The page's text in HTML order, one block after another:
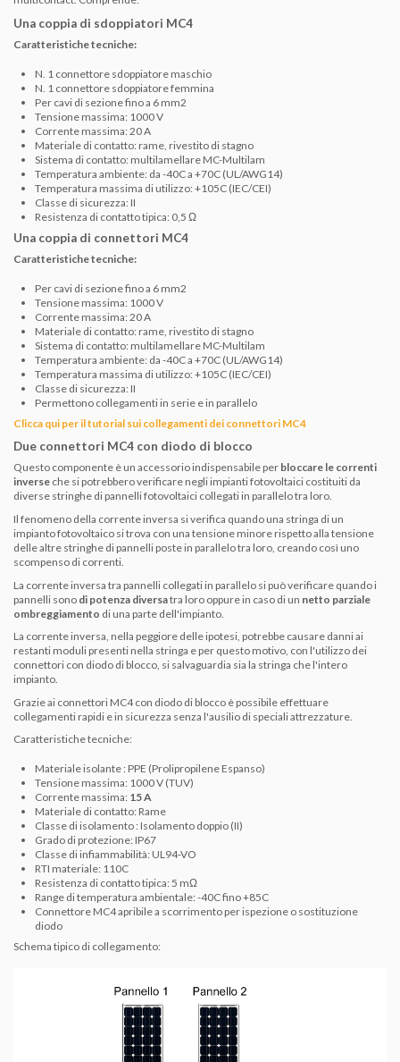
Una coppia di sdoppiatori MC4
Caratteristiche tecniche:
N. 1 connettore sdoppiatore maschio
N. 1 connettore sdoppiatore femmina
Per cavi di sezione fino a 6 mm2
Tensione massima: 1000 V
Corrente massima: 20 A
Materiale di contatto: rame, rivestito di stagno
Sistema di contatto: multilamellare MC-Multilam
Temperatura ambiente: da -40C a +70C (UL/AWG14)
Temperatura massima di utilizzo: +105C (IEC/CEI)
Classe di sicurezza: II
Resistenza di contatto tipica: 0,5 Ω
Una coppia di connettori MC4
Caratteristiche tecniche:
Per cavi di sezione fino a 6 mm2
Tensione massima: 1000 V
Corrente massima: 20 A
Materiale di contatto: rame, rivestito di stagno
Sistema di contatto: multilamellare MC-Multilam
Temperatura ambiente: da -40C a +70C (UL/AWG14)
Temperatura massima di utilizzo: +105C (IEC/CEI)
Classe di sicurezza: II
Permettono collegamenti in serie e in parallelo
Clicca qui per il tutorial sui collegamenti dei connettori MC4
Due connettori MC4 con diodo di blocco
Questo componente è un accessorio indispensabile per bloccare le correnti
inverse che si potrebbero verificare negli impianti fotovoltaici costituiti da
diverse stringhe di pannelli fotovoltaici collegati in parallelo tra loro.
Il fenomeno della corrente inversa si verifica quando una stringa di un
impianto fotovoltaico si trova con una tensione minore rispetto alla tensione
delle altre stringhe di pannelli poste in parallelo tra loro, creando così uno
scompenso di correnti.
La corrente inversa tra pannelli collegati in parallelo si può verificare quando i
pannelli sono di potenza diversatra loro oppure in caso di un netto parziale
ombreggiamento di una parte dell'impianto.
La corrente inversa, nella peggiore delle ipotesi, potrebbe causare danni ai
restanti moduli presenti nella stringa e per questo motivo, con l'utilizzo dei
connettori con diodo di blocco, si salvaguardia sia la stringa che l'intero
impianto.
Grazie ai connettori MC4 con diodo di blocco è possibile effettuare
collegamenti rapidi e in sicurezza senza l'ausilio di speciali attrezzature.
Caratteristiche tecniche:
Materiale isolante : PPE (Prolipropilene Espanso)
Tensione massima: 1000 V (TUV)
Corrente massima: 15 A
Materiale di contatto: Rame
Classe di isolamento : Isolamento doppio (II)
Grado di protezione: IP67
Classe di infiammabilità: UL94-VO
RTI materiale: 110C
Resistenza di contatto tipica: 5 mΩ
Range di temperatura ambientale: -40C fino +85C
Connettore MC4 apribile a scorrimento per ispezione o sostituzione
diodo
Schema tipico di collegamento: